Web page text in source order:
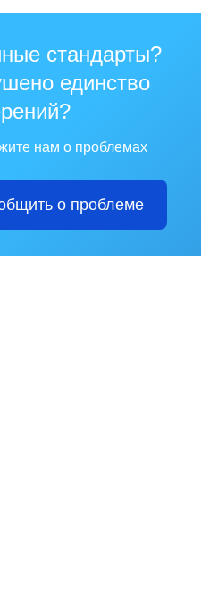
стандарты?
единство
нам о проблемах
о проблеме